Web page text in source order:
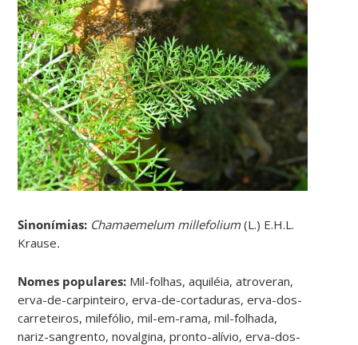
Sinonímias: Chamaemelum millefolium (L.) E.H.L.
Krause.
Nomes populares: Mil-folhas, aquiléia, atroveran,
erva-de-carpinteiro, erva-de-cortaduras, erva-dos-
carreteiros, milefólio, mil-em-rama, mil-folhada,
nariz-sangrento, novalgina, pronto-alívio, erva-dos-